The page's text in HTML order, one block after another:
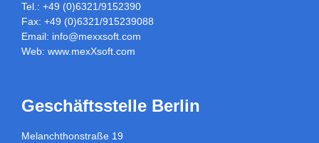
Tel.: +49 (0)6321/9152390
Fax: +49 (0)6321/915239088
Email: info@mexxsoft.com
Web: www.mexXsoft.com
Geschäftsstelle Berlin
Melanchthonstraße 19